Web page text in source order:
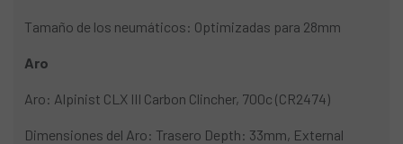
Tamaño de los neumáticos: Optimizadas para 28mm
Aro
Aro: Alpinist CLX III Carbon Clincher, 700c (CR2474)
Dimensiones del Aro: Trasero Depth: 33mm, External